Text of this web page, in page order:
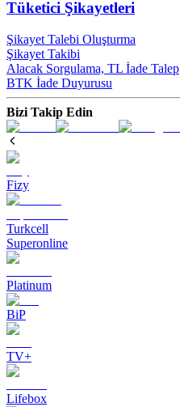
Tüketici Şikayetleri
Şikayet Talebi Oluşturma
Şikayet Takibi
Alacak Sorgulama, TL İade Talep​
BTK İade Duyurusu
Bizi Takip Edin
Fizy
Turkcell
Superonline
Platinum
BiP
TV+
Lifebox